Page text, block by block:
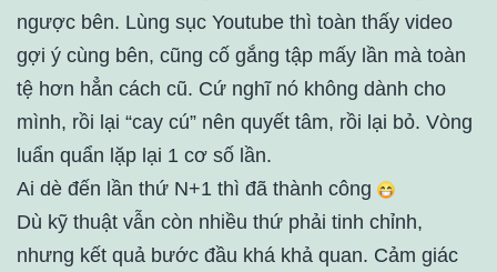
ngược bên. Lùng sục Youtube thì toàn thấy video
gợi ý cùng bên, cũng cố gắng tập mấy lần mà toàn
tệ hơn hẳn cách cũ. Cứ nghĩ nó không dành cho
mình, rồi lại “cay cú” nên quyết tâm, rồi lại bỏ. Vòng
luẩn quẩn lặp lại 1 cơ số lần.
Ai dè đến lần thứ N+1 thì đã thành công
Dù kỹ thuật vẫn còn nhiều thứ phải tinh chỉnh,
nhưng kết quả bước đầu khá khả quan. Cảm giác